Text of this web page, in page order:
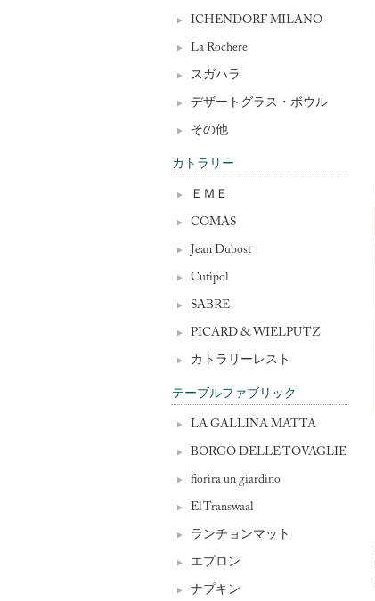
ICHENDORF MILANO
La Rochere
スガハラ
デザートグラス・ボウル
その他
カトラリー
ＥＭＥ
COMAS
Jean Dubost
Cutipol
SABRE
PICARD & WIELPUTZ
カトラリーレスト
テーブルファブリック
LA GALLINA MATTA
BORGO DELLE TOVAGLIE
fiorira un giardino
El Transwaal
ランチョンマット
エプロン
ナプキン